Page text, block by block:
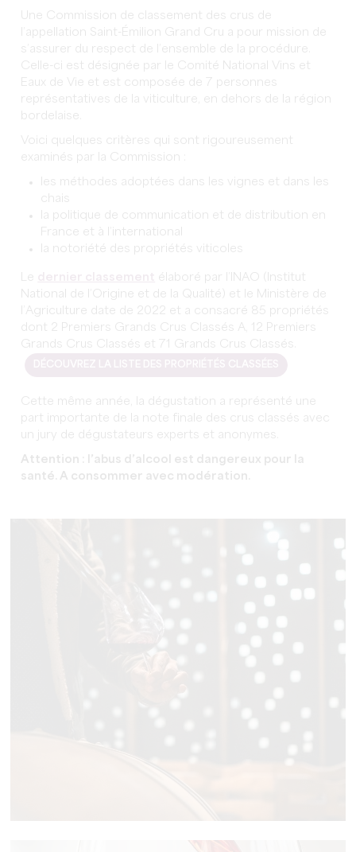
Une Commission de classement des crus de
l’appellation Saint-Émilion Grand Cru a pour mission de
s’assurer du respect de l’ensemble de la procédure.
Celle-ci est désignée par le Comité National Vins et
Eaux de Vie et est composée de 7 personnes
représentatives de la viticulture, en dehors de la région
bordelaise.
Voici quelques critères qui sont rigoureusement
examinés par la Commission :
les méthodes adoptées dans les vignes et dans les
chais
la politique de communication et de distribution en
France et à l’international
la notoriété des propriétés viticoles
Le
élaboré par l’INAO (Institut
National de l’Origine et de la Qualité) et le Ministère de
l’Agriculture date de 2022 et a consacré 85 propriétés
dont 2 Premiers Grands Crus Classés A, 12 Premiers
Grands Crus Classés et 71 Grands Crus Classés.
Cette même année, la dégustation a représenté une
part importante de la note finale des crus classés avec
un jury de dégustateurs experts et anonymes.
Attention : l’abus d’alcool est dangereux pour la
santé. A consommer avec modération.